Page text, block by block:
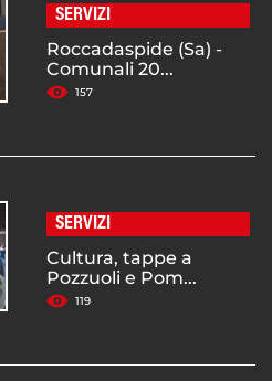
SERVIZI
Roccadaspide (Sa) -
Comunali 20...
157
SERVIZI
Cultura, tappe a
Pozzuoli e Pom...
119